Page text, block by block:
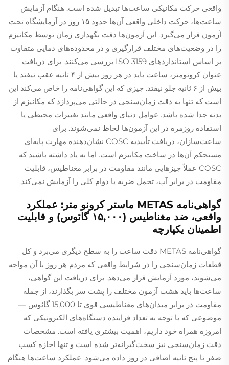
واقعی حرکت مکانیکی ساعت‌ها تبدیل شده است. هنگام آزمایش
ساعت‌ها، حرکت داخلی واقعی آن‌ها حدود ۱۵ روز در آزمایشگاه تحت
آزمون قرار می‌گیرد. این آزمون‌ها دقت نگهداری زمان توسط مکانیزم
را در وضعیت‌های مختلف قرارگیری و در محدوده‌های دمایی متفاوت
بر اساس استانداردهای ISO 3159 بررسی می‌کنند. برای دریافت
عنوان کرونومتر، ساعت باید در هر روز بیش از ۴ ثانیه عقب نیفتد یا
بیش از ۶ ثانیه جلو نیفتد. چیزی که این گواهی‌نامه را خاص می‌کند این
است که تنها به دقت زمان‌سنجی در حالتی می‌پردازد که مکانیزم از
بدنه جدا شده باشد. عوامل دنیای واقعی مانند تغییرات محیطی یا
استفاده روزمره در این آزمون‌ها لحاظ نمی‌شوند. برای
ساعت‌سازان، دریافت تأییدیه COSC نشان‌دهنده مهارت پایه‌ای
مستحکم آن‌ها در ساخت مکانیزم است. اما به یاد داشته باشید که
COSC عملاً چیزهایی مانند مقاومت در برابر مغناطیس، قابلیت
مقاومت در برابر آب، تحمل ضربه یا دوام کلی را آزمایش نمی‌کند.
گواهی‌نامه METAS ماستر کرونو متر: عملکرد
واقعی، ضد مغناطیس (۱۵,۰۰۰ گائوس) و قابلیت
اطمینان یکپارچه
گواهی‌نامه METAS دقت ساعت را به سطح دیگری می‌برد و کل
قطعات زمان‌سنجی را در شرایط واقعی که مردم هر روز با آن مواجه
می‌شوند، مورد آزمایش قرار می‌دهد. برای دریافت این گواهی،
ساعت‌ها باید هشت آزمون مختلف را پشت سر بگذارند، از جمله
مقاومت در برابر میدان‌های مغناطیسی قوی تا 15,000 گائوس —
موضوعی که با توجه به تعداد فزاینده دستگاه‌های الکترونیکی که
امروزه همراه خود داریم، اهمیت بیشتری یافته است. مشخصات
دقت زمان‌سنجی نیز سخت‌گیرانه‌تر شده است و تنها اجازه کسب
صفر تا پنج ثانیه اضافی در روز داده می‌شود. عملکرد ساعت‌ها هنگام